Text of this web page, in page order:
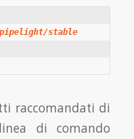
sudo add-apt-repository ppa:pipelight/stable
raccomandati di
di comando